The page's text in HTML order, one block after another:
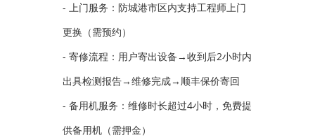
- 上门服务：防城港市区内支持工程师上门
更换（需预约）
- 寄修流程：用户寄出设备→收到后2小时内
出具检测报告→维修完成→顺丰保价寄回
- 备用机服务：维修时长超过4小时，免费提
供备用机（需押金）